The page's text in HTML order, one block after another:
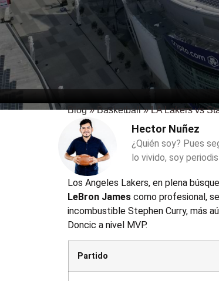
Blog»Basketball»LA Lakers vs
Hector Nuñez
¿Quién soy? Pues
lo vivido, soy
Los Angeles Lakers, en plena
LeBron James como profesional,
incombustible Stephen Curry, más
Doncic a nivel MVP.
Partido